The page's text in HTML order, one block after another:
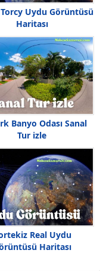
Uydu Görüntüsü
Haritası
Banyo Odası Sanal
Tur izle
Real Uydu
Haritası